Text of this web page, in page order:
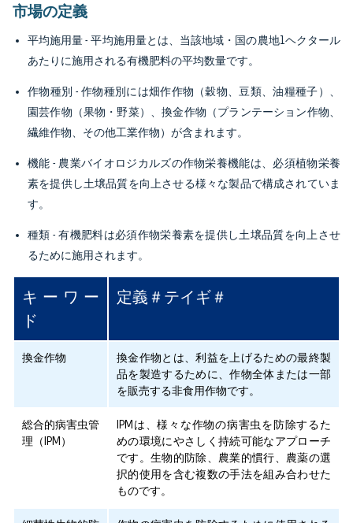
市場の定義
平均施用量- 平均施用量とは、当該地域・国の農地1ヘクタール
あたりに施用される有機肥料の平均数量です。
作物種別 - 作物種別には畑作作物（穀物、豆類、油糧種子）、
園芸作物（果物・野菜）、換金作物（プランテーション作物、
繊維作物、その他工業作物）が含まれます。
機能 - 農業バイオロジカルズの作物栄養機能は、必須植物栄養
素を提供し土壌品質を向上させる様々な製品で構成されていま
す。
種類 - 有機肥料は必須作物栄養素を提供し土壌品質を向上させ
るために施用されます。
キーワー
ド
定義＃テイギ＃
換金作物
換金作物とは、利益を上げるための最終製
品を製造するために、作物全体または一部
を販売する非食用作物です。
総合的病害虫管
理（IPM）
IPMは、様々な作物の病害虫を防除するた
めの環境にやさしく持続可能なアプローチ
です。生物的防除、農業的慣行、農薬の選
択的使用を含む複数の手法を組み合わせた
ものです。